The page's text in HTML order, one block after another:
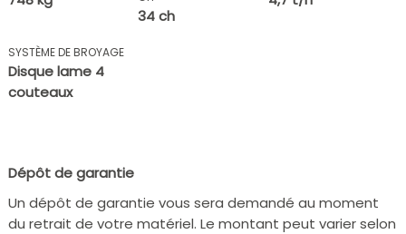
34 ch
SYSTÈME DE BROYAGE
Disque lame 4
couteaux
Dépôt de garantie
Un dépôt de garantie vous sera demandé au moment
du retrait de votre matériel. Le montant peut varier selon